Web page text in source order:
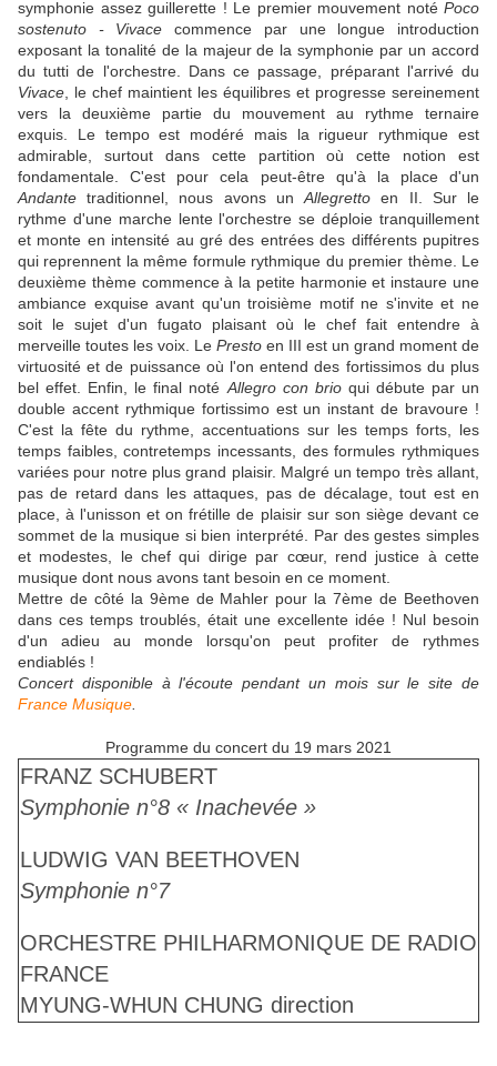
symphonie assez guillerette ! Le premier mouvement noté Poco
sostenuto - Vivace commence par une longue introduction
exposant la tonalité de la majeur de la symphonie par un accord
du tutti de l'orchestre. Dans ce passage, préparant l'arrivé du
Vivace , le chef maintient les équilibres et progresse sereinement
vers la deuxième partie du mouvement au rythme ternaire
exquis. Le tempo est modéré mais la rigueur rythmique est
admirable, surtout dans cette partition où cette notion est
fondamentale. C'est pour cela peut-être qu'à la place d'un
Andante traditionnel, nous avons unAllegretto en II. Sur le
rythme d'une marche lente l'orchestre se déploie tranquillement
et monte en intensité au gré des entrées des différents pupitres
qui reprennent la même formule rythmique du premier thème. Le
deuxième thème commence à la petite harmonie et instaure une
ambiance exquise avant qu'un troisième motif ne s'invite et ne
soit le sujet d'un fugato plaisant où le chef fait entendre à
merveille toutes les voix. Le Presto en III est un grand moment de
virtuosité et de puissance où l'on entend des fortissimos du plus
bel effet. Enfin, le final noté Allegro con brioqui débute par un
double accent rythmique fortissimo est un instant de bravoure !
C'est la fête du rythme, accentuations sur les temps forts, les
temps faibles, contretemps incessants, des formules rythmiques
variées pour notre plus grand plaisir. Malgré un tempo très allant,
pas de retard dans les attaques, pas de décalage, tout est en
place, à l'unisson et on frétille de plaisir sur son siège devant ce
sommet de la musique si bien interprété. Par des gestes simples
et modestes, le chef qui dirige par cœur, rend justice à cette
musique dont nous avons tant besoin en ce moment.
Mettre de côté la 9ème de Mahler pour la 7ème de Beethoven
dans ces temps troublés, était une excellente idée ! Nul besoin
d'un adieu au monde lorsqu'on peut profiter de rythmes
endiablés !
Concert disponible à l'écoute pendant un mois sur le site de
France Musique
Programme du concert du 19 mars 2021
FRANZ SCHUBERT
Symphonie n°8 « Inachevée »
LUDWIG VAN BEETHOVEN
Symphonie n°7
ORCHESTRE PHILHARMONIQUE DE RADIO
FRANCE
MYUNG-WHUN CHUNG direction